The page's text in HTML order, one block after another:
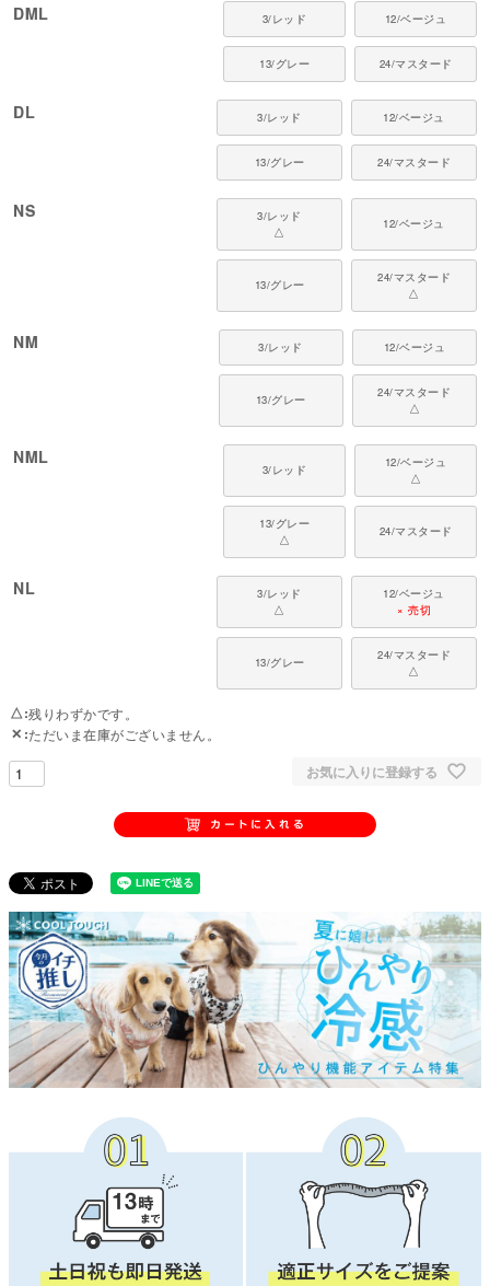
DML 3/レッド 12/ベージュ
13/グレー 24/マスタード
DL 3/レッド 12/ベージュ
13/グレー 24/マスタード
NS
3/レッド
△
12/ベージュ
13/グレー
24/マスタード
△
NM 3/レッド 12/ベージュ
13/グレー
24/マスタード
△
NML
3/レッド
12/ベージュ
△
13/グレー
△
24/マスタード
NL
3/レッド
△
12/ベージュ
× 売切
13/グレー
24/マスタード
△
△ 残りわずかです。
✕ ただいま在庫がございません。
お気に入りに登録する